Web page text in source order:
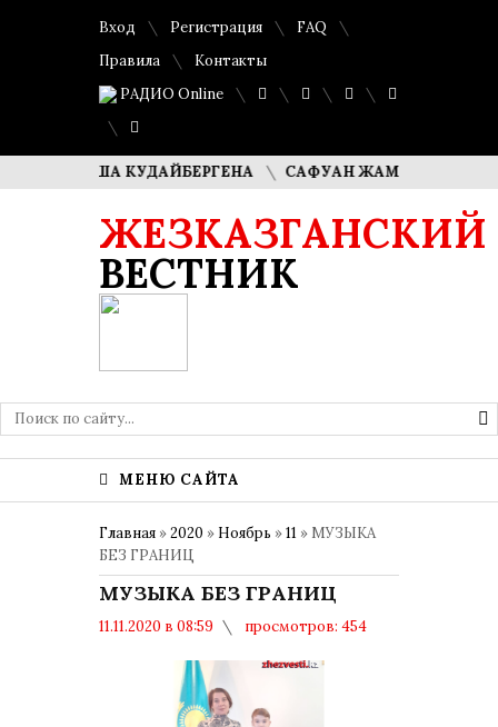
Вход Регистрация
FAQ
Правила
Контакты
РАДИО Online
ДИМАША КУДАЙБЕРГЕНА САФУАН ЖАМПЕИСОВ: «МЫ
ЖЕЗКАЗГАНСКИЙ
ВЕСТНИК
МЕНЮ САЙТА
Главная »2020 » Ноябрь »11 » МУЗЫКА
БЕЗ ГРАНИЦ
МУЗЫКА БЕЗ ГРАНИЦ
11.11.2020 в 08:59
просмотров: 454